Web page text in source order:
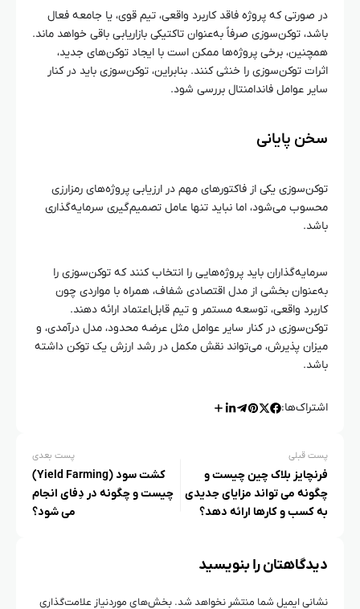
در صورتی که پروژه فاقد کاربرد واقعی، تیم قوی، یا جامعه فعال
باشد، توکن‌سوزی صرفاً به‌عنوان تاکتیکی بازاریابی باقی خواهد ماند.
همچنین، برخی پروژه‌ها ممکن است با ایجاد توکن‌های جدید،
اثرات توکن‌سوزی را خنثی کنند. بنابراین، توکن‌سوزی باید در کنار
سایر عوامل فاندامنتال بررسی شود.
سخن پایانی
توکن‌سوزی یکی از فاکتورهای مهم در ارزیابی پروژه‌های رمزارزی
محسوب می‌شود، اما نباید تنها عامل تصمیم‌گیری سرمایه‌گذاری
باشد.
سرمایه‌گذاران باید پروژه‌هایی را انتخاب کنند که توکن‌سوزی را
به‌عنوان بخشی از مدل اقتصادی شفاف، همراه با مواردی چون
کاربرد واقعی، توسعه مستمر و تیم قابل‌اعتماد ارائه دهند.
توکن‌سوزی در کنار سایر عوامل مثل عرضه محدود، مدل درآمدی، و
میزان پذیرش، می‌تواند نقش مکمل در رشد ارزش یک توکن داشته
باشد.
اشتراک‌ها:
پست قبلی
فرنچایز بلاک‌ چین چیست و
چگونه می‌ تواند مزایای جدیدی
به کسب‌ و کارها ارائه دهد؟
پست بعدی
کشت سود (Yield Farming)
چیست و چگونه در دِفای انجام
می‌ شود؟
دیدگاهتان را بنویسید
نشانی ایمیل شما منتشر نخواهد شد. بخش‌های موردنیاز علامت‌گذاری